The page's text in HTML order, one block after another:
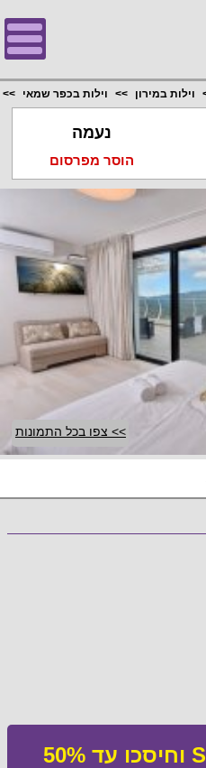
וילות במירון וילות בכפר שמאי
נעמה
הוסר מפרסום
>> צפו בכל התמונות
קבלו מבצעי SMS וחיסכו עד 50%